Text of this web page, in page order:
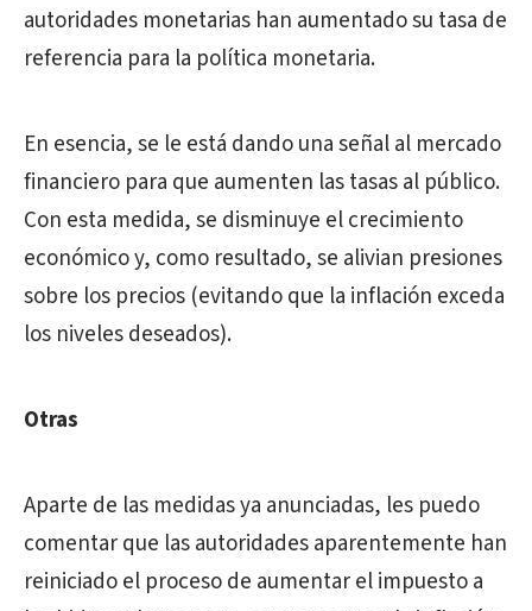
autoridades monetarias han aumentado su tasa de
referencia para la política monetaria.
En esencia, se le está dando una señal al mercado
financiero para que aumenten las tasas al público.
Con esta medida, se disminuye el crecimiento
económico y, como resultado, se alivian presiones
sobre los precios (evitando que la inflación exceda
los niveles deseados).
Otras
Aparte de las medidas ya anunciadas, les puedo
comentar que las autoridades aparentemente han
reiniciado el proceso de aumentar el impuesto a